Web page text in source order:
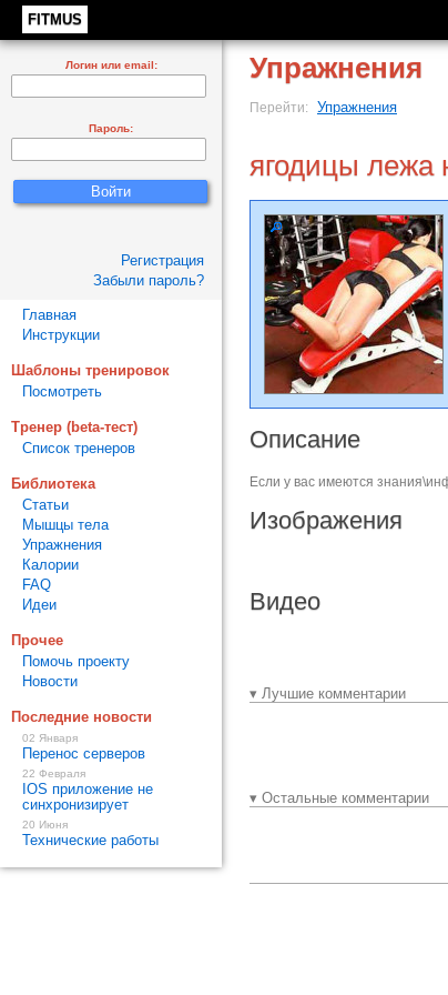
FITMUS
Упражнения
Перейти: Упражнения
ягодицы лежа
Описание
Если у вас имеются
Изображения
Видео
▾ Лучшие комментарии
▾ Остальные комментарии
Логин или email:
Пароль:
Регистрация
Забыли пароль?
Главная
Инструкции
Шаблоны тренировок
Посмотреть
Тренер (beta-тест)
Список тренеров
Библиотека
Статьи
Мышцы тела
Упражнения
Калории
FAQ
Идеи
Прочее
Помочь проекту
Новости
Последние новости
02 Января
Перенос серверов
22 Февраля
IOS приложение не
синхронизирует
20 Июня
Технические работы